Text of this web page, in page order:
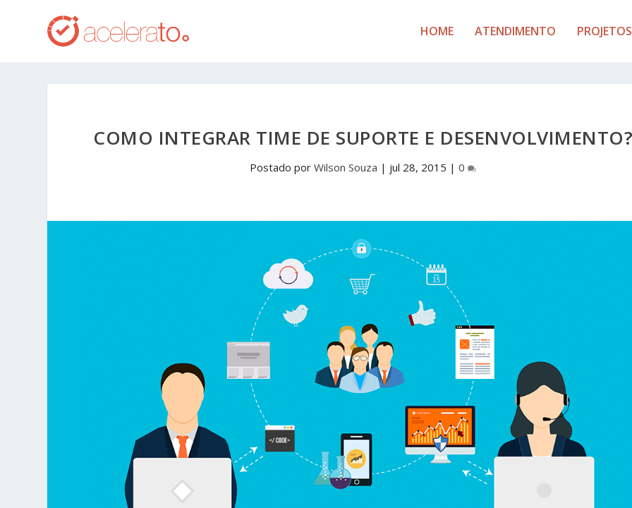
HOME ATENDIMENTO PROJETOS
COMO INTEGRAR TIME DE SUPORTE E
Postado porWilson Souza | jul 28, 2015 |0